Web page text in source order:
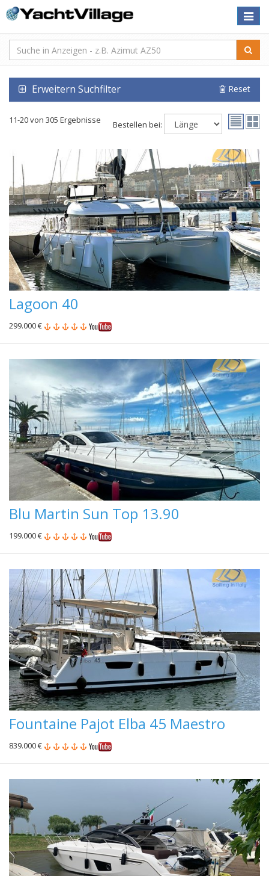
Toggle
Erweitern Suchfilter Reset
11-20 von 305 Ergebnisse Bestellen bei:
Lagoon 40
299.000 €
Blu Martin Sun Top 13.90
199.000 €
Fountaine Pajot Elba 45 Maestro
839.000 €